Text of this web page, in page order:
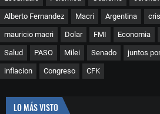
Alberto Fernandez Macri Argentina
mauricio macri Dolar FMI Economia
Salud PASO Milei Senado juntos
inflacion Congreso CFK
LO MÁS VISTO